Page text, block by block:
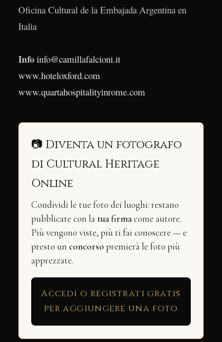
Oficina Cultural de la Embajada Argentina en
Italia
Info info@camillafalcioni.it
www.hoteloxford.com
www.quartahospitalityinrome.com
📷 Diventa un fotografo
di Cultural Heritage
Online
Condividi le tue foto dei luoghi: restano
pubblicate con la tua firmacome autore.
Più vengono viste, più ti fai conoscere — e
presto un concorso premierà le foto più
apprezzate.
Accedi o registrati gratis
per aggiungere una foto